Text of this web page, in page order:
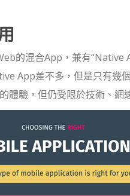
的混合App，兼有“Native
App差不多，但是只有幾
體驗，但仍受限於技術、網